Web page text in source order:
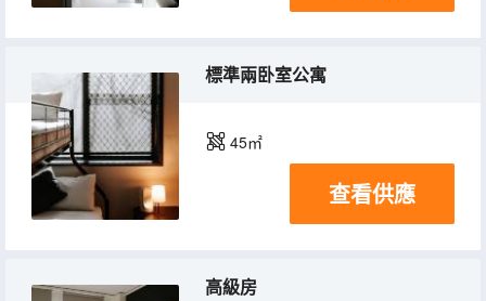
標準兩卧室公寓
45㎡
查看供應
高級房